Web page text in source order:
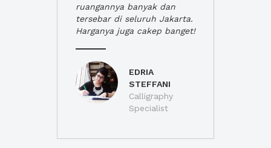
ruangannya banyak dan
tersebar di seluruh Jakarta.
Harganya juga cakep banget!
EDRIA
STEFFANI
Calligraphy
Specialist